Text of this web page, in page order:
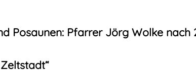
Posaunen: Pfarrer Jörg Wolke nach